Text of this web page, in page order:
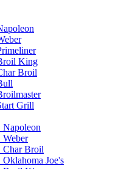
King
Broil
Grill
Char Broil
Joe's